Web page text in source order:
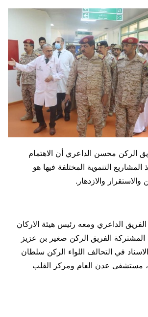
الركن محسن الداعري أن الاهتمام
التنموية المختلفة فيها هو
والازدهار.
الداعري ومعه رئيس هيئة الاركان
المشتركة الفريق الركن صغير بن عزيز
في التحالف اللواء الركن سلطان
مستشفى عدن العام ومركز القلب